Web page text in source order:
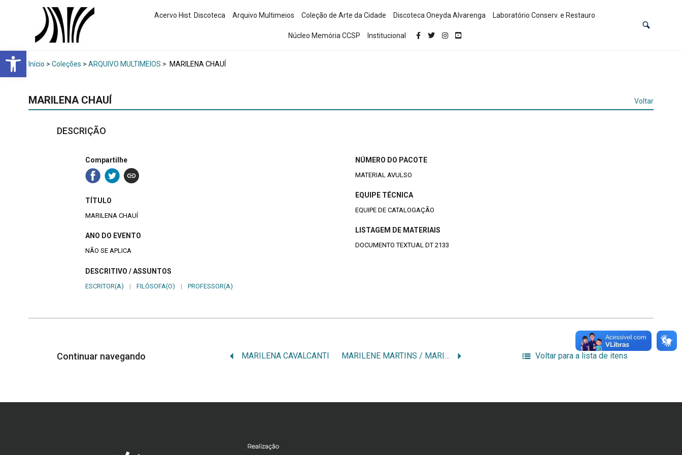
Abrir a barra de ferramentas
Acervo Hist. Discoteca Arquivo Multimeios Coleção de Arte da Cidade Discoteca Oneyda Alvarenga Laboratório Conserv. e Restauro
Núcleo Memória CCSP Institucional
Início > Coleções > ARQUIVO MULTIMEIOS > MARILENA CHAUÍ
MARILENA CHAUÍ Voltar
DESCRIÇÃO
Compartilhe
TÍTULO
MARILENA CHAUÍ
ANO DO EVENTO
NÃO SE APLICA
DESCRITIVO / ASSUNTOS
ESCRITOR(A) | FILÓSOFA(O) | PROFESSOR(A)
NÚMERO DO PACOTE
MATERIAL AVULSO
EQUIPE TÉCNICA
EQUIPE DE CATALOGAÇÃO
LISTAGEM DE MATERIAIS
DOCUMENTO TEXTUAL DT 2133
Continuar navegando MARILENA CAVALCANTI MARILENE MARTINS / MARILENE LOPES MARTINS Voltar para a lista de itens